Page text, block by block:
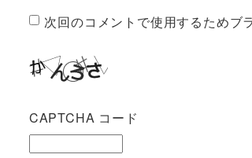
次回のコメントで使用するためブ
CAPTCHA コード